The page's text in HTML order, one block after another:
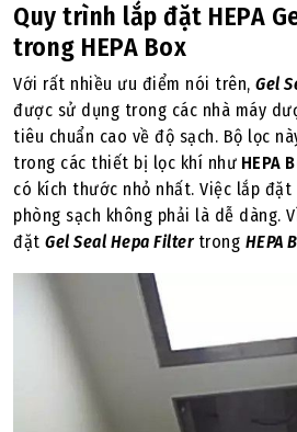
Quy trình lắp đặt HEPA
trong HEPA Box
Với rất nhiều ưu điểm nói trên, Gel
được sử dụng trong các nhà máy
tiêu chuẩn cao về độ sạch. Bộ lọc
trong các thiết bị lọc khí như HEPA
có kích thước nhỏ nhất. Việc lắp
phòng sạch không phải là dễ dàng.
đặt Gel Seal Hepa Filter trong HEPA